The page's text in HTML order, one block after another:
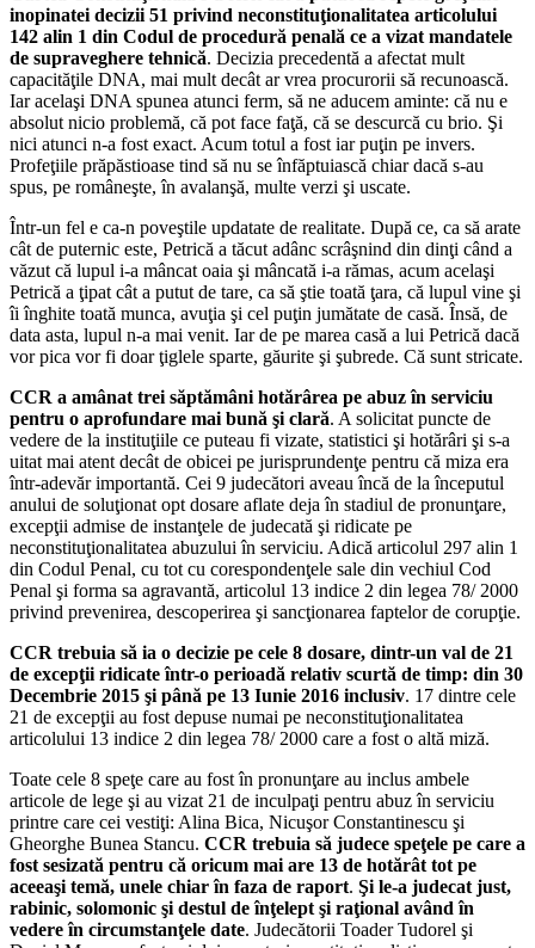
inopinatei decizii 51 privind neconstituţionalitatea articolului
142 alin 1 din Codul de procedură penală ce a vizat mandatele
de supraveghere tehnică. Decizia precedentă a afectat mult
capacităţile DNA, mai mult decât ar vrea procurorii să recunoască.
Iar acelaşi DNA spunea atunci ferm, să ne aducem aminte: că nu e
absolut nicio problemă, că pot face faţă, că se descurcă cu brio. Şi
nici atunci n-a fost exact. Acum totul a fost iar puţin pe invers.
Profeţiile prăpăstioase tind să nu se înfăptuiască chiar dacă s-au
spus, pe româneşte, în avalanşă, multe verzi şi uscate.
Într-un fel e ca-n poveştile updatate de realitate. După ce, ca să arate
cât de puternic este, Petrică a tăcut adânc scrâşnind din dinţi când a
văzut că lupul i-a mâncat oaia şi mâncată i-a rămas, acum acelaşi
Petrică a ţipat cât a putut de tare, ca să ştie toată ţara, că lupul vine şi
îi înghite toată munca, avuţia şi cel puţin jumătate de casă. Însă, de
data asta, lupul n-a mai venit. Iar de pe marea casă a lui Petrică dacă
vor pica vor fi doar ţiglele sparte, găurite şi şubrede. Că sunt stricate.
CCR a amânat trei săptămâni hotărârea pe abuz în serviciu
pentru o aprofundare mai bună şi clară. A solicitat puncte de
vedere de la instituţiile ce puteau fi vizate, statistici şi hotărâri şi s-a
uitat mai atent decât de obicei pe jurisprundenţe pentru că miza era
într-adevăr importantă. Cei 9 judecători aveau încă de la începutul
anului de soluţionat opt dosare aflate deja în stadiul de pronunţare,
excepţii admise de instanţele de judecată şi ridicate pe
neconstituţionalitatea abuzului în serviciu. Adică articolul 297 alin 1
din Codul Penal, cu tot cu corespondenţele sale din vechiul Cod
Penal şi forma sa agravantă, articolul 13 indice 2 din legea 78/ 2000
privind prevenirea, descoperirea şi sancţionarea faptelor de corupţie.
CCR trebuia să ia o decizie pe cele 8 dosare, dintr-un val de 21
de excepţii ridicate într-o perioadă relativ scurtă de timp: din 30
Decembrie 2015 şi până pe 13 Iunie 2016 inclusiv. 17 dintre cele
21 de excepţii au fost depuse numai pe neconstituţionalitatea
articolului 13 indice 2 din legea 78/ 2000 care a fost o altă miză.
Toate cele 8 speţe care au fost în pronunţare au inclus ambele
articole de lege şi au vizat 21 de inculpaţi pentru abuz în serviciu
printre care cei vestiţi: Alina Bica, Nicuşor Constantinescu şi
Gheorghe Bunea Stancu. CCR trebuia să judece speţele pe care a
fost sesizată pentru că oricum mai are 13 de hotărât tot pe
aceeaşi temă, unele chiar în faza de raport. Şi le-a judecat just,
rabinic, solomonic şi destul de înţelept şi raţional având în
vedere în circumstanţele date. Judecătorii Toader Tudorel şi